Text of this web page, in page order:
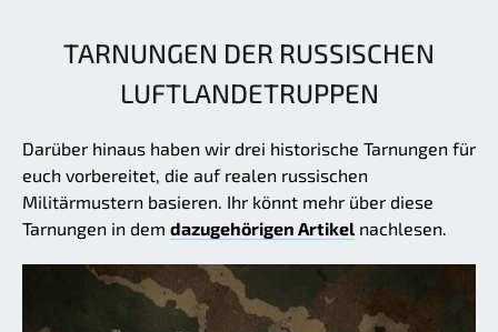
TARNUNGEN DER RUSSISCHEN
LUFTLANDETRUPPEN
Darüber hinaus haben wir drei historische Tarnungen für
euch vorbereitet, die auf realen russischen
Militärmustern basieren. Ihr könnt mehr über diese
Tarnungen in dem dazugehörigen Artikel nachlesen.